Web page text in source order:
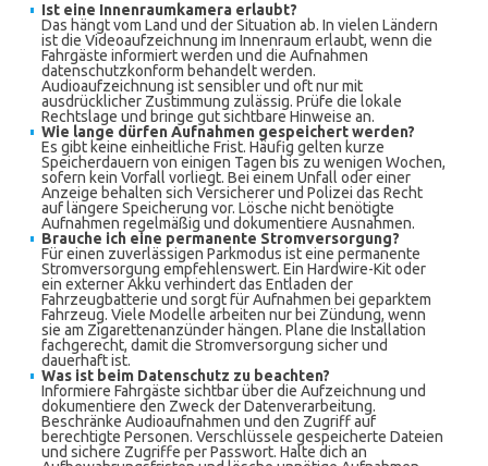
Ist eine Innenraumkamera erlaubt?
Das hängt vom Land und der Situation ab. In vielen Ländern
ist die Videoaufzeichnung im Innenraum erlaubt, wenn die
Fahrgäste informiert werden und die Aufnahmen
datenschutzkonform behandelt werden.
Audioaufzeichnung ist sensibler und oft nur mit
ausdrücklicher Zustimmung zulässig. Prüfe die lokale
Rechtslage und bringe gut sichtbare Hinweise an.
Wie lange dürfen Aufnahmen gespeichert werden?
Es gibt keine einheitliche Frist. Häufig gelten kurze
Speicherdauern von einigen Tagen bis zu wenigen Wochen,
sofern kein Vorfall vorliegt. Bei einem Unfall oder einer
Anzeige behalten sich Versicherer und Polizei das Recht
auf längere Speicherung vor. Lösche nicht benötigte
Aufnahmen regelmäßig und dokumentiere Ausnahmen.
Brauche ich eine permanente Stromversorgung?
Für einen zuverlässigen Parkmodus ist eine permanente
Stromversorgung empfehlenswert. Ein Hardwire-Kit oder
ein externer Akku verhindert das Entladen der
Fahrzeugbatterie und sorgt für Aufnahmen bei geparktem
Fahrzeug. Viele Modelle arbeiten nur bei Zündung, wenn
sie am Zigarettenanzünder hängen. Plane die Installation
fachgerecht, damit die Stromversorgung sicher und
dauerhaft ist.
Was ist beim Datenschutz zu beachten?
Informiere Fahrgäste sichtbar über die Aufzeichnung und
dokumentiere den Zweck der Datenverarbeitung.
Beschränke Audioaufnahmen und den Zugriff auf
berechtigte Personen. Verschlüssele gespeicherte Dateien
und sichere Zugriffe per Passwort. Halte dich an